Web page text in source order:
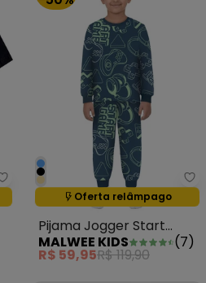
Select - Pijama Menino Manga
Oferta relâmpago
Termina em:09:28:44
Pijama Jogger Start
Game Azul Marinho
MALWEE KIDS (7)
R$ 59,95R$ 119,90